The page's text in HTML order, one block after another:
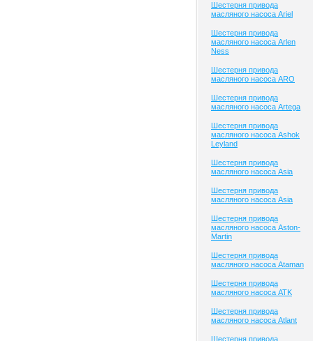
Шестерня привода
масляного насоса Ariel
Шестерня привода
масляного насоса Arlen
Ness
Шестерня привода
масляного насоса ARO
Шестерня привода
масляного насоса Artega
Шестерня привода
масляного насоса Ashok
Leyland
Шестерня привода
масляного насоса Asia
Шестерня привода
масляного насоса Asia
Шестерня привода
масляного насоса Aston-
Martin
Шестерня привода
масляного насоса Ataman
Шестерня привода
масляного насоса ATK
Шестерня привода
масляного насоса Atlant
Шестерня привода